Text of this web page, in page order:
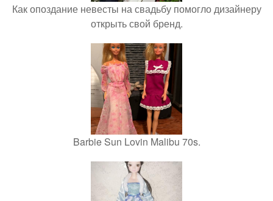
Как опоздание невесты на свадьбу помогло дизайнеру
открыть свой бренд.
Barbie Sun Lovin Malibu 70s.